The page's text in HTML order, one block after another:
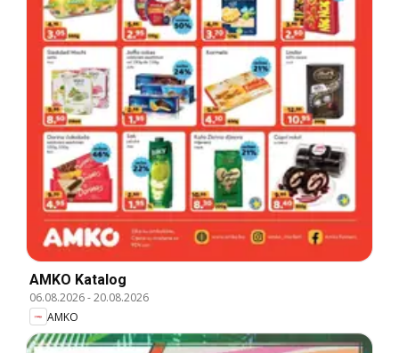
AMKO Katalog
06.08.2026-20.08.2026
AMKO